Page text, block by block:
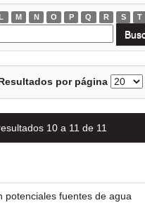
M N O P Q R S T
por página
10 a 11 de 11
potenciales fuentes de agua